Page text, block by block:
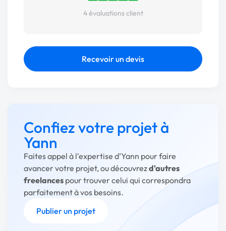
4 évaluations client
Recevoir un devis
Confiez votre projet à
Yann
Faites appel à l'expertise d’Yann pour faire
avancer votre projet, ou découvrezd'autres
freelances pour trouver celui qui correspondra
parfaitement à vos besoins.
Publier un projet